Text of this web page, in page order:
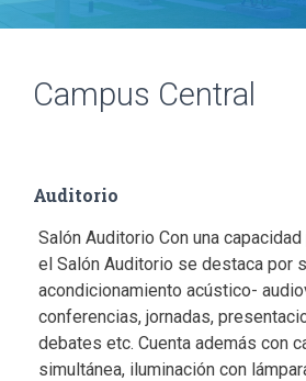
Campus Central
Auditorio
Salón Auditorio Con una
el Salón Auditorio se destaca por
acondicionamiento acústico-
conferencias, jornadas,
debates etc. Cuenta además con
simultánea, iluminación con